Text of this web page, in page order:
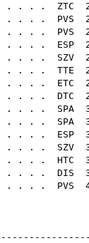
. . . . ZTC
. . . . PVS
. . . . PVS
. . . . ESP
. . . . SZV
. . . . TTE
. . . . ETC
. . . . DTC
. . . . SPA
. . . . SPA
. . . . ESP
. . . . SZV
. . . . HTC
. . . . DIS
. . . . PVS